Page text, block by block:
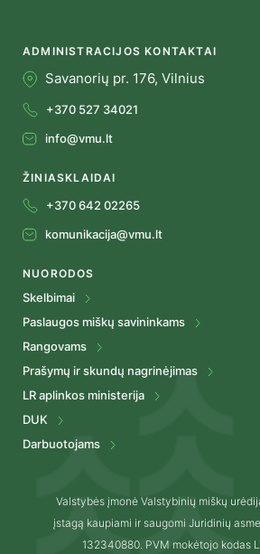
ADMINISTRACIJOS KONTAKTAI
Savanorių pr. 176, Vilnius
+370 527 34021
info@vmu.lt
ŽINIASKLAIDAI
+370 642 02265
komunikacija@vmu.lt
NUORODOS
Skelbimai
Paslaugos miškų savininkams
Rangovams
Prašymų ir skundų nagrinėjimas
LR aplinkos ministerija
DUK
Darbuotojams
Valstybės įmonė Valstybinių miškų
įstagą kaupiami ir saugomi Juridinių
132340880. PVM mokėtojo kodas